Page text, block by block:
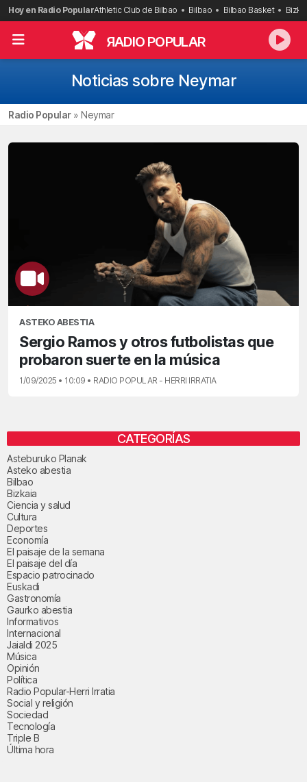
Saltar
al
contenido
Hoy en Radio PopularAthletic Club de Bilbao Bilbao Bilbao Basket
RADIO POPULAR
Noticias sobre Neymar
Radio Popular» Neymar
ASTEKO ABESTIA
Sergio Ramos y otros futbolistas que
probaron suerte en la música
1/09/2025 • 10:09 • RADIO POPULAR - HERRI IRRATIA
CATEGORÍAS
Asteburuko Planak
Asteko abestia
Bilbao
Bizkaia
Ciencia y salud
Cultura
Deportes
Economía
El paisaje de la semana
El paisaje del día
Espacio patrocinado
Euskadi
Gastronomía
Gaurko abestia
Informativos
Internacional
Jaialdi 2025
Música
Opinión
Política
Radio Popular-Herri Irratia
Social y religión
Sociedad
Tecnología
Triple B
Última hora